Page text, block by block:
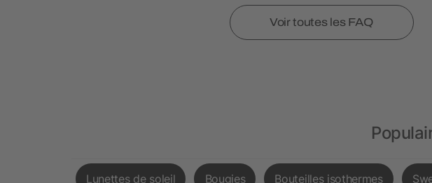
Voir toutes les FAQ
Lunettes de soleil Bougies Bouteilles isothermes